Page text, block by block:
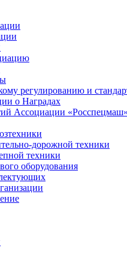
регулированию и
о Наградах
Ассоциации «Росспецмаш»
дорожной техники
техники
оборудования